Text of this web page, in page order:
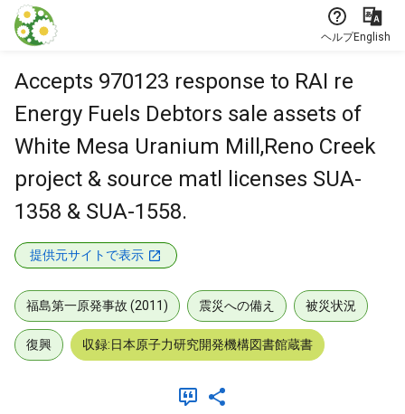
本文に飛ぶ
ヘルプEnglish
Accepts 970123 response to RAI re
Energy Fuels Debtors sale assets of
White Mesa Uranium Mill,Reno Creek
project & source matl licenses SUA-
1358 & SUA-1558.
提供元サイトで表示
福島第一原発事故 (2011) 震災への備え 被災状況
復興 収録:日本原子力研究開発機構図書館蔵書